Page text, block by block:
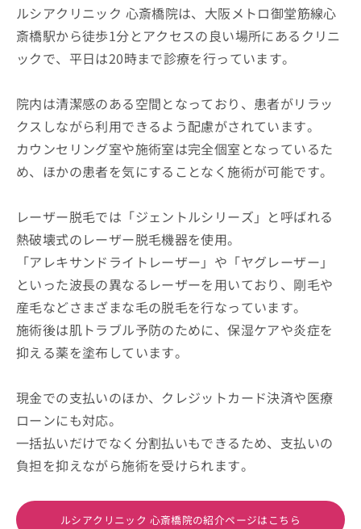
ルシアクリニック 心斎橋院は、大阪メトロ御堂筋線心
斎橋駅から徒歩1分とアクセスの良い場所にあるクリニ
ックで、平日は20時まで診療を行っています。
院内は清潔感のある空間となっており、患者がリラッ
クスしながら利用できるよう配慮がされています。
カウンセリング室や施術室は完全個室となっているた
め、ほかの患者を気にすることなく施術が可能です。
レーザー脱毛では「ジェントルシリーズ」と呼ばれる
熱破壊式のレーザー脱毛機器を使用。
「アレキサンドライトレーザー」や「ヤグレーザー」
といった波長の異なるレーザーを用いており、剛毛や
産毛などさまざまな毛の脱毛を行なっています。
施術後は肌トラブル予防のために、保湿ケアや炎症を
抑える薬を塗布しています。
現金での支払いのほか、クレジットカード決済や医療
ローンにも対応。
一括払いだけでなく分割払いもできるため、支払いの
負担を抑えながら施術を受けられます。
ルシアクリニック 心斎橋院の紹介ページはこちら